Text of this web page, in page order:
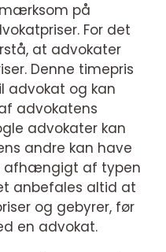
på
For det
at advokater
Denne timepris
advokat og kan
advokatens
advokater kan
andre kan have
afhængigt af typen
anbefales altid at
og gebyrer, før
en advokat.